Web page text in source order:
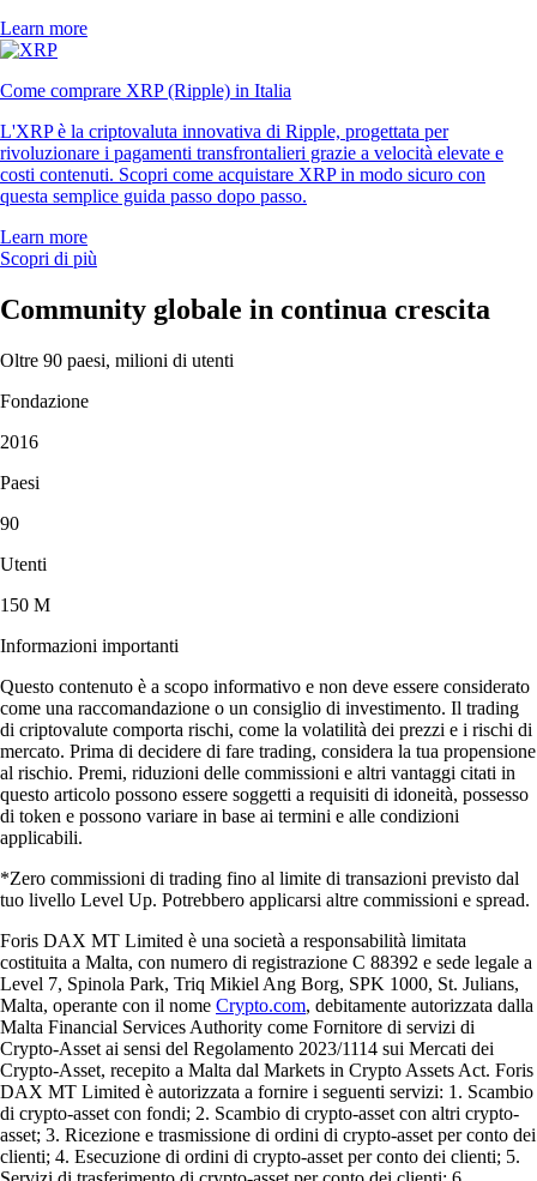
Learn more
Come comprare XRP (Ripple) in Italia
L'XRP è la criptovaluta innovativa di Ripple, progettata per
rivoluzionare i pagamenti transfrontalieri grazie a velocità elevate e
costi contenuti. Scopri come acquistare XRP in modo sicuro con
questa semplice guida passo dopo passo.
Learn more
Scopri di più
Community globale in continua crescita
Oltre 90 paesi, milioni di utenti
Fondazione
2016
Paesi
90
Utenti
150 M
Informazioni importanti
Questo contenuto è a scopo informativo e non deve essere considerato
come una raccomandazione o un consiglio di investimento. Il trading
di criptovalute comporta rischi, come la volatilità dei prezzi e i rischi di
mercato. Prima di decidere di fare trading, considera la tua propensione
al rischio. Premi, riduzioni delle commissioni e altri vantaggi citati in
questo articolo possono essere soggetti a requisiti di idoneità, possesso
di token e possono variare in base ai termini e alle condizioni
applicabili.
*Zero commissioni di trading fino al limite di transazioni previsto dal
tuo livello Level Up. Potrebbero applicarsi altre commissioni e spread.
Foris DAX MT Limited è una società a responsabilità limitata
costituita a Malta, con numero di registrazione C 88392 e sede legale a
Level 7, Spinola Park, Triq Mikiel Ang Borg, SPK 1000, St. Julians,
Malta, operante con il nome Crypto.com, debitamente autorizzata dalla
Malta Financial Services Authority come Fornitore di servizi di
Crypto-Asset ai sensi del Regolamento 2023/1114 sui Mercati dei
Crypto-Asset, recepito a Malta dal Markets in Crypto Assets Act. Foris
DAX MT Limited è autorizzata a fornire i seguenti servizi: 1. Scambio
di crypto-asset con fondi; 2. Scambio di crypto-asset con altri crypto-
asset; 3. Ricezione e trasmissione di ordini di crypto-asset per conto dei
clienti; 4. Esecuzione di ordini di crypto-asset per conto dei clienti; 5.